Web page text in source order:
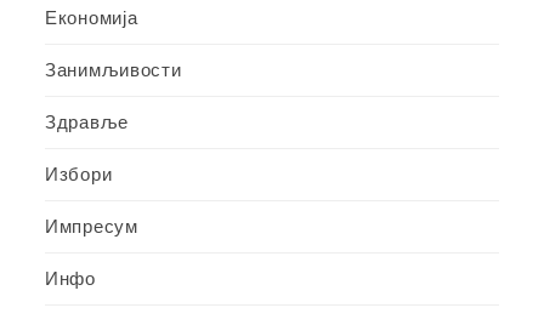
Економија
Занимљивости
Здравље
Избори
Импресум
Инфо